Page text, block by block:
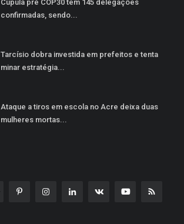
Cúpula pré COP30 tem 145 delegações
confirmadas, sendo...
Tarcísio dobra investida em prefeitos e tenta
minar estratégia...
Ataque a tiros em escola no Acre deixa duas
mulheres mortas...